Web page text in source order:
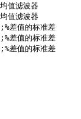
滤波器
滤波器
值的标准差
值的标准差
值的标准差